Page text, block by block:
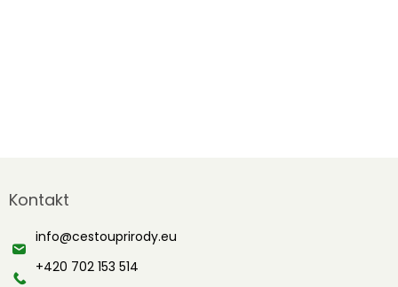
p
t
Kontakt
info@cestouprirody.eu
+420 702 153 514